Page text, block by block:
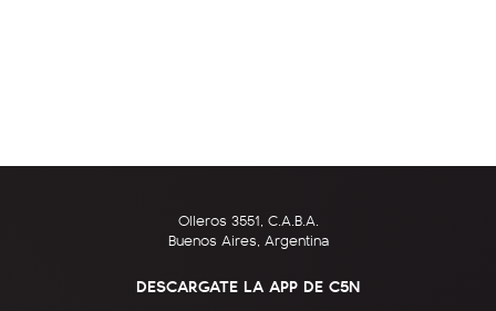
Olleros 3551, C.A.B.A.
Buenos Aires, Argentina
DESCARGATE LA APP DE C5N